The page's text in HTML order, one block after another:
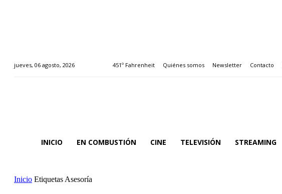
jueves, 06 agosto, 2026 451º Fahrenheit Quiénes somos Newsletter Contacto
INICIO EN COMBUSTIÓN CINE TELEVISIÓN STREAMING
Inicio Etiquetas Asesoría